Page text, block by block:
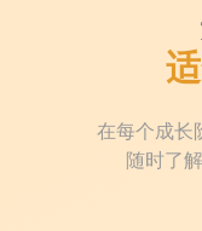
在每个成长
随时了